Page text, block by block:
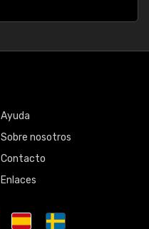
Ayuda
Sobre nosotros
Contacto
Enlaces